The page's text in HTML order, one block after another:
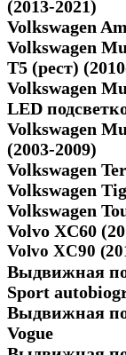
(2013-2021)
Volkswagen
Volkswagen
Т5 (рест)
Volkswagen
LED
Volkswagen
(2003-2009)
Volkswagen
Volkswagen
Volkswagen
Volvo XC60
Volvo XC90
Выдвижная
Sport
Выдвижная
Vogue